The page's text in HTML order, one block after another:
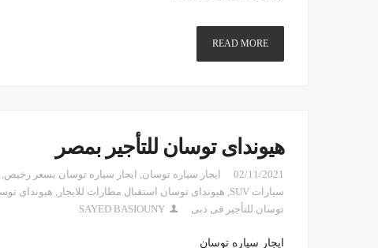
READ MORE
هيونداى توسان للتأجير بمصر
02/11/2021 ايجار سياره توسان, ايجار سياره توسان بسعر رخيص,
سيارات SUV
, هيونداى توسان استقبال مطارات للايجار , هيونداى
توسان للتأجير فى دبى
SAYED BASIOUNY
ايجار سياره توسان